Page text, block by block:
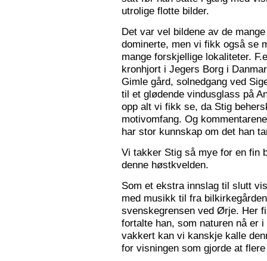
utrolige flotte bilder.
Det var vel bildene av de
dominerte, men vi fikk også se
mange forskjellige lokaliteter.
kronhjort i Jegers Borg i
Gimle gård, solnedgang ved
til et glødende vindusglass på
opp alt vi fikk se, da Stig
motivomfang. Og
har stor kunnskap om det han
Vi takker Stig så mye for en fin
denne høstkvelden.
Som et ekstra innslag til slutt
med musikk til fra
svenskegrensen ved Ørje. Her
fortalte han, som naturen nå er
vakkert kan vi kanskje kalle
for visningen som gjorde at